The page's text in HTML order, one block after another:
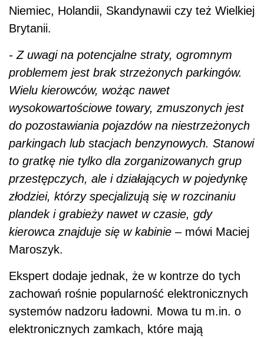
Niemiec, Holandii, Skandynawii czy też Wielkiej
Brytanii.
- Z uwagi na potencjalne straty, ogromnym
problemem jest brak strzeżonych parkingów.
Wielu kierowców, wożąc nawet
wysokowartościowe towary, zmuszonych jest
do pozostawiania pojazdów na niestrzeżonych
parkingach lub stacjach benzynowych. Stanowi
to gratkę nie tylko dla zorganizowanych grup
przestępczych, ale i działających w pojedynkę
złodziei, którzy specjalizują się w rozcinaniu
plandek i grabieży nawet w czasie, gdy
kierowca znajduje się w kabinie – mówi Maciej
Maroszyk.
Ekspert dodaje jednak, że w kontrze do tych
zachowań rośnie popularność elektronicznych
systemów nadzoru ładowni. Mowa tu m.in. o
elektronicznych zamkach, które mają